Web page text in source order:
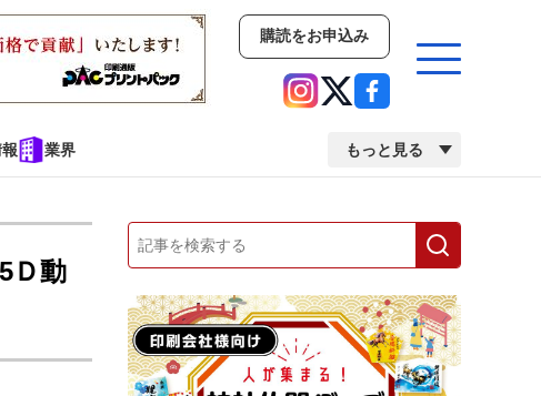
購読をお申込み
業界 もっと見る
イベント
人事・移転・異動・訃報
市場・統計 人事・移転・異動・訃報
Ｄ動